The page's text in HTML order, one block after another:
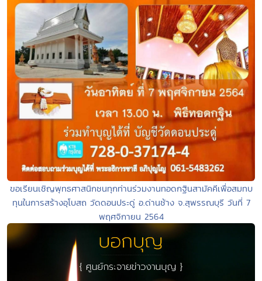
ขอเรียนเชิญพุทธศาสนิกชนทุกท่านร่วมงานทอดกฐินสามัคคีเพื่อสมทบ
ทุนในการสร้างอุโบสถ วัดดอนประดู่ อ.ด่านช้าง จ.สุพรรณบุรี วันที่ 7
พฤศจิกายน 2564